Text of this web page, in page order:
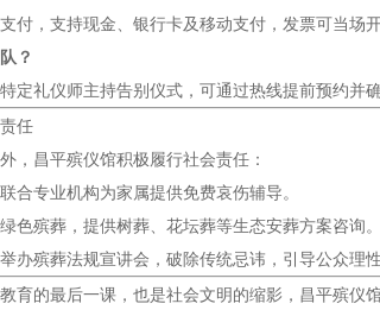
付，支持现金、银行卡及移动支付，发票可当场开
？
定礼仪师主持告别仪式，可通过热线提前预约并确
任
，昌平殡仪馆积极履行社会责任：
联合专业机构为家属提供免费哀伤辅导。
绿色殡葬，提供树葬、花坛葬等生态安葬方案咨询。
举办殡葬法规宣讲会，破除传统忌讳，引导公众理
育的最后一课，也是社会文明的缩影，昌平殡仪